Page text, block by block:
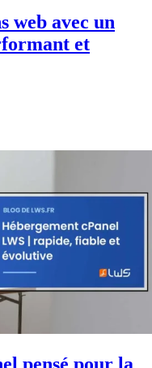
web avec un
et
pensé pour la